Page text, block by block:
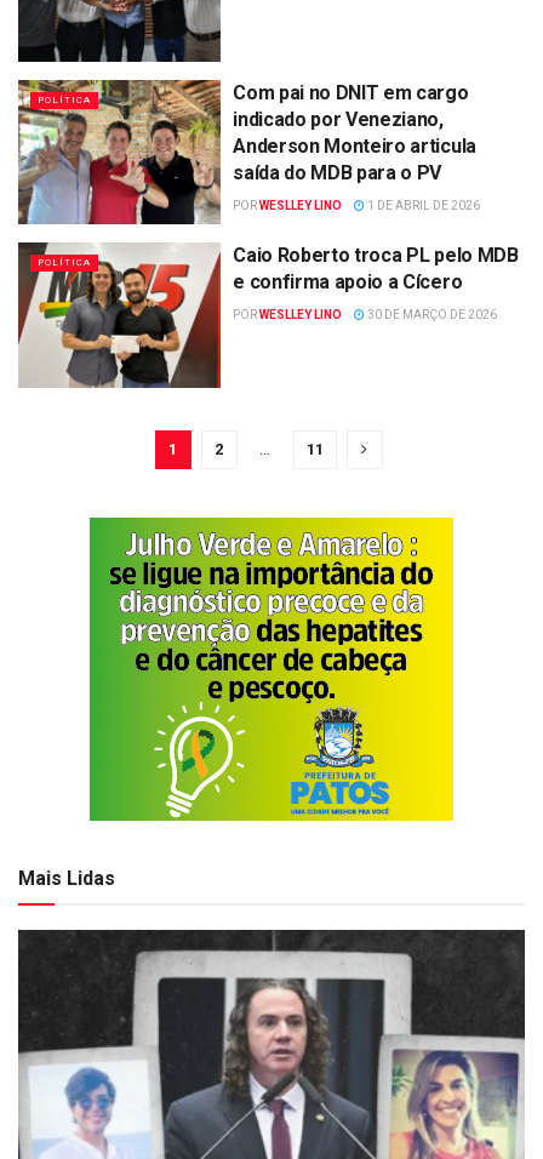
POLÍTICA
Com pai no DNIT em cargo
indicado por Veneziano,
Anderson Monteiro articula
saída do MDB para o PV
PORWESLLEY LINO 1 DE ABRIL DE 2026
POLÍTICA
Caio Roberto troca PL pelo MDB
e confirma apoio a Cícero
PORWESLLEY LINO 30 DE MARÇO DE 2026
1 2 11
Mais Lidas